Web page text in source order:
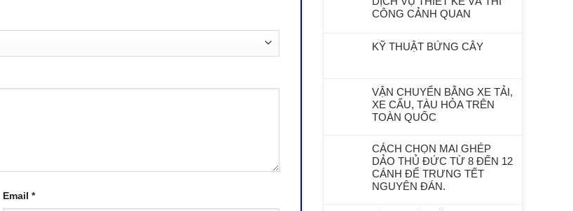
CÔNG CẢNH QUAN
KỸ THUẬT BỨNG CÂY
VẬN CHUYỂN BẰNG XE TẢI,
XE CẨU, TÀU HỎA TRÊN
TOÀN QUỐC
CÁCH CHỌN MAI GHÉP
DẢO THỦ ĐỨC TỪ 8 ĐẾN 12
CÁNH ĐỂ TRƯNG TẾT
NGUYÊN ĐÁN.
Email *